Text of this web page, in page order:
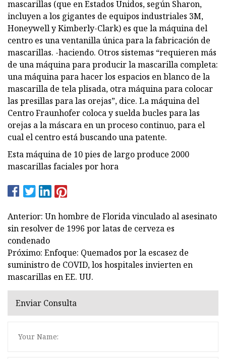
mascarillas (que en Estados Unidos, según Sharon,
incluyen a los gigantes de equipos industriales 3M,
Honeywell y Kimberly-Clark) es que la máquina del
centro es una ventanilla única para la fabricación de
mascarillas. -haciendo. Otros sistemas “requieren más
de una máquina para producir la mascarilla completa:
una máquina para hacer los espacios en blanco de la
mascarilla de tela plisada, otra máquina para colocar
las presillas para las orejas”, dice. La máquina del
Centro Fraunhofer coloca y suelda bucles para las
orejas a la máscara en un proceso continuo, para el
cual el centro está buscando una patente.
Esta máquina de 10 pies de largo produce 2000
mascarillas faciales por hora
Anterior: Un hombre de Florida vinculado al asesinato
sin resolver de 1996 por latas de cerveza es
condenado
Próximo: Enfoque: Quemados por la escasez de
suministro de COVID, los hospitales invierten en
mascarillas en EE. UU.
Enviar Consulta